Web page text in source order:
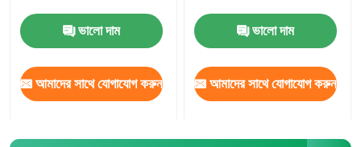
ব্যবহৃত রোগী মনিটর
ব্যবহৃত পালস অক্সিমিটার
ভালো দাম
আমাদের সাথে যোগাযোগ করুন
ভালো দাম
আমাদের সাথে যোগাযোগ করুন